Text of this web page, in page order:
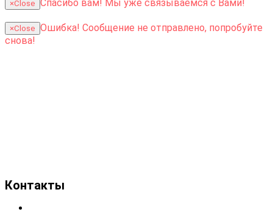
×Close Спасибо вам! Мы уже связываемся с Вами!
×Close Ошибка! Сообщение не отправлено, попробуйте
снова!
Контакты